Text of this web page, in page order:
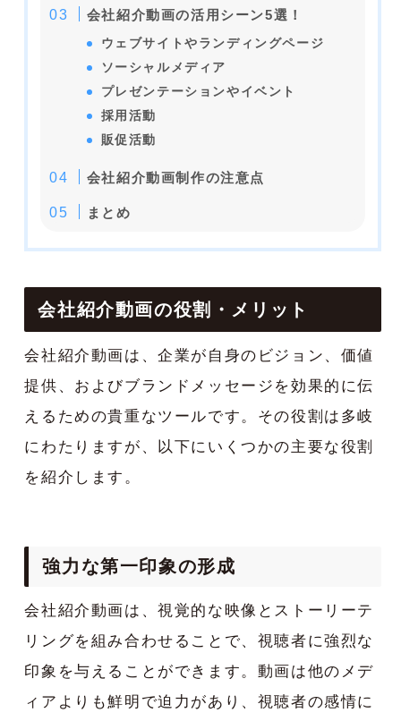
会社紹介動画の活用シーン5選！
ウェブサイトやランディングページ
ソーシャルメディア
プレゼンテーションやイベント
採用活動
販促活動
会社紹介動画制作の注意点
まとめ
会社紹介動画の役割・メリット
会社紹介動画は、企業が自身のビジョン、価値
提供、およびブランドメッセージを効果的に伝
えるための貴重なツールです。その役割は多岐
にわたりますが、以下にいくつかの主要な役割
を紹介します。
強力な第一印象の形成
会社紹介動画は、視覚的な映像とストーリーテ
リングを組み合わせることで、視聴者に強烈な
印象を与えることができます。動画は他のメデ
ィアよりも鮮明で迫力があり、視聴者の感情に